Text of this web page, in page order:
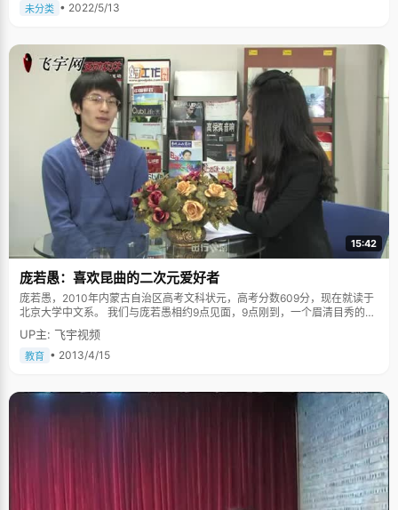
未分类 • 2022/5/13
15:42
庞若愚：喜欢昆曲的二次元爱好者
庞若愚，2010年内蒙古自治区高考文科状元，高考分数609分，现在就读于
北京大学中文系。 我们与庞若愚相约9点见面，9点刚到，一个眉清目秀的男
孩子就出现在我们面前。经过高考的洗礼，他因为状元被大家所认知，三年
过去了，现在的他已经是北京大学中文系一名大三的学生，更多的经历也让
他拥有了更多的感悟。 高考无压力，圆梦北京大学 回想起高考前的那段日
妈把我照顾的很周全。"庞若愚笑谈自己高考前压力不大，起初并没有一定要
考状元的打算，考上北大对他来说差不多是意料之中。因为从小就喜欢文
学，考上北大一直是他的梦想，再加上北京大学踏实的学风、多元的文化以
及自由的学术氛围，这些因素都让他没有考虑过其他院校。庞若愚从小就喜
欢看各种书籍，他深刻地意识到小时候的思想没有定型、人生观和价值观都
处在形成的过程中，同时又处在知识的汲取阶段，所以每一本书对长大后的
影响都非常深远。"小时候看得书可以内化成属于自己的元素，长大之后再重
UP主: 飞宇视频
教育 • 2013/4/15